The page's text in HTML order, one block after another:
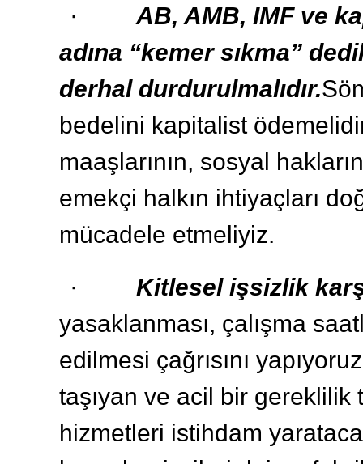
· AB, AMB, IMF ve
adına “kemer sıkma”
derhal durdurulmalıdır.
bedelini kapitalist
maaşlarının, sosyal
emekçi halkın ihtiyaçları
mücadele etmeliyiz.
· Kitlesel işsizlik
yasaklanması, çalışma
edilmesi çağrısını
taşıyan ve acil bir
hizmetleri istihdam